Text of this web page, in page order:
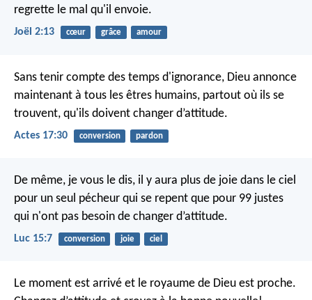
regrette le mal qu'il envoie.
Joël 2:13 cœur grâce amour
Sans tenir compte des temps d'ignorance, Dieu annonce
maintenant à tous les êtres humains, partout où ils se
trouvent, qu'ils doivent changer d’attitude.
Actes 17:30 conversion pardon
De même, je vous le dis, il y aura plus de joie dans le ciel
pour un seul pécheur qui se repent que pour 99 justes
qui n'ont pas besoin de changer d’attitude.
Luc 15:7 conversion joie ciel
Le moment est arrivé et le royaume de Dieu est proche.